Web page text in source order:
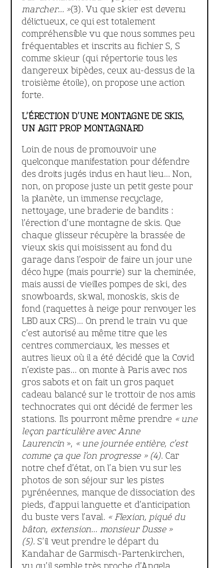
marcher… »(3). Vu que skier est devenu
délictueux, ce qui est totalement
compréhensible vu que nous sommes peu
fréquentables et inscrits au fichier S, S
comme skieur (qui répertorie tous les
dangereux bipèdes, ceux au-dessus de la
troisième étoile), on propose une action
forte.
L’ÉRECTION D’UNE MONTAGNE DE SKIS,
UN AGIT PROP MONTAGNARD
Loin de nous de promouvoir une
quelconque manifestation pour défendre
des droits jugés indus en haut lieu… Non,
non, on propose juste un petit geste pour
la planète, un immense recyclage,
nettoyage, une braderie de bandits :
l’érection d’une montagne de skis. Que
chaque glisseur récupère la brassée de
vieux skis qui moisissent au fond du
garage dans l’espoir de faire un jour une
déco hype (mais pourrie) sur la cheminée,
mais aussi de vieilles pompes de ski, des
snowboards, skwal, monoskis, skis de
fond (raquettes à neige pour renvoyer les
LBD aux CRS)… On prend le train vu que
c’est autorisé au même titre que les
centres commerciaux, les messes et
autres lieux où il a été décidé que la Covid
n’existe pas… on monte à Paris avec nos
gros sabots et on fait un gros paquet
cadeau balancé sur le trottoir de nos amis
technocrates qui ont décidé de fermer les
stations. Ils pourront même prendre « une
leçon particulière avec Anne
Laurencin », « une journée entière, c’est
comme ça que l’on progresse » (4). Car
notre chef d’état, on l’a bien vu sur les
photos de son séjour sur les pistes
pyrénéennes, manque de dissociation des
pieds, d’appui languette et d’anticipation
du buste vers l’aval. « Flexion, piqué du
bâton, extension… monsieur Dusse »
(5). S’il veut prendre le départ du
Kandahar de Garmisch-Partenkirchen,